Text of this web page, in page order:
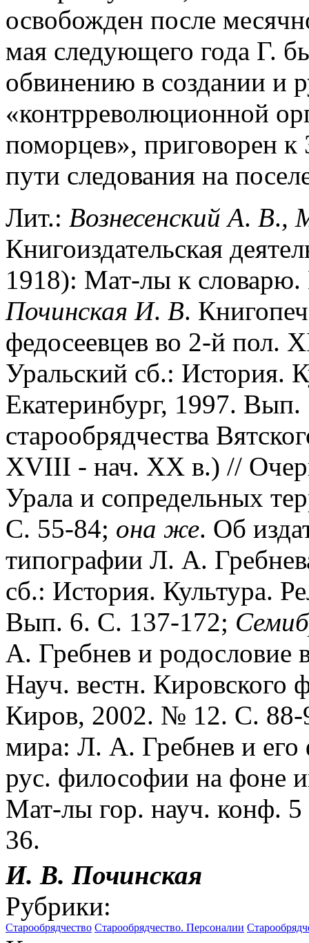
освобожден после
мая следующего года Г.
обвинению в создании и
«контрреволюционной
поморцев», приговорен к
пути следования на
Лит.: Вознесенский А. В.,
Книгоиздательская
1918): Мат-лы к словарю.
Починская И. В.
федосеевцев во 2-й пол.
Уральский сб.: История.
Екатеринбург, 1997.
старообрядчества
XVIII - нач. XX в.) //
Урала и сопредельных
С. 55-84; она же. Об
типографии Л. А.
сб.: История. Культура.
Вып. 6. С. 137-172;
А. Гребнев и родословие
Науч. вестн. Кировского
Киров, 2002. № 12. С.
мира: Л. А. Гребнев и
рус. философии на фоне
Мат-лы гор. науч. конф.
36.
И. В. Починская
Рубрики:
Старообрядчество Старообрядчество. Персоналии